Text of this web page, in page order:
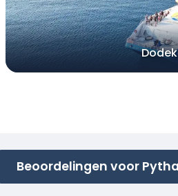
Beoordelingen voor